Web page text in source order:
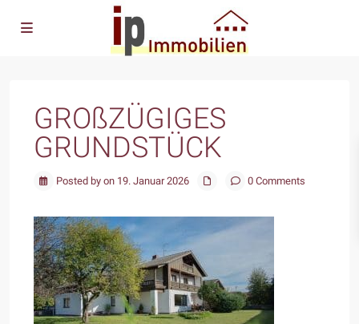
GROßZÜGIGES
GRUNDSTÜCK
Posted by on 19. Januar 2026 0 Comments